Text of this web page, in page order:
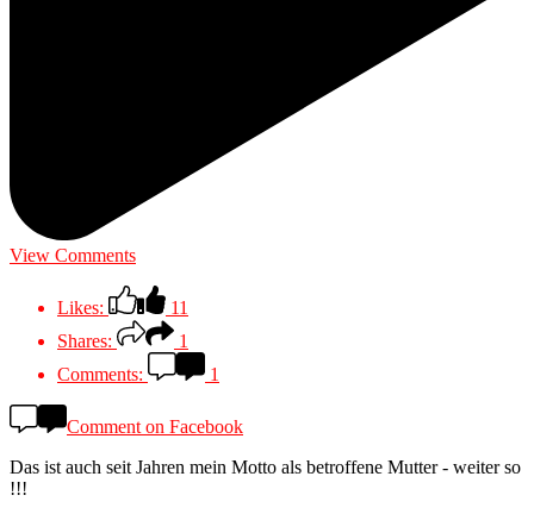
View Comments
Likes:
11
Shares:
1
Comments:
1
Comment on Facebook
Das ist auch seit Jahren mein Motto als betroffene Mutter - weiter so
!!!